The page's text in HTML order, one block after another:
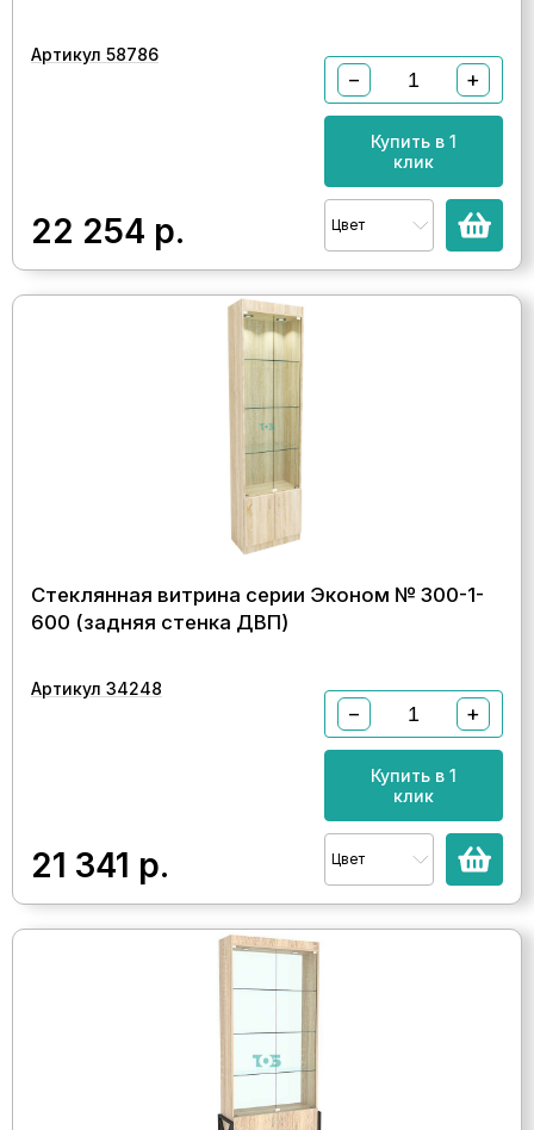
Артикул 58786
22 254 р.
− +
Купить в 1
клик
Цвет
Стеклянная витрина серии Эконом № 300-1-
600 (задняя стенка ДВП)
Артикул 34248
21 341 р.
− +
Купить в 1
клик
Цвет